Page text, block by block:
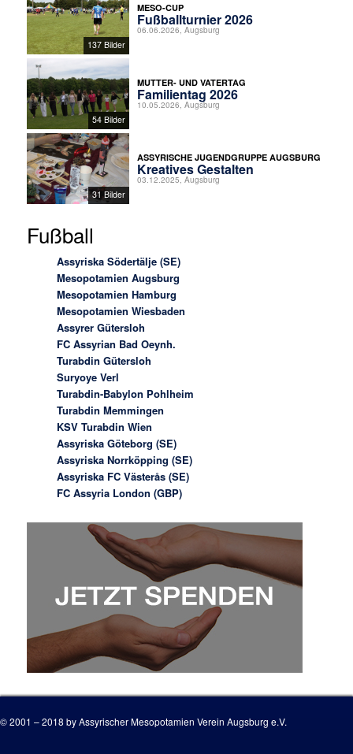
137 Bilder
MESO-CUP
Fußballturnier 2026
06.06.2026, Augsburg
54 Bilder
MUTTER- UND VATERTAG
Familientag 2026
10.05.2026, Augsburg
31 Bilder
ASSYRISCHE JUGENDGRUPPE AUGSBURG
Kreatives Gestalten
03.12.2025, Augsburg
Fußball
Assyriska Södertälje (SE)
Mesopotamien Augsburg
Mesopotamien Hamburg
Mesopotamien Wiesbaden
Assyrer Gütersloh
FC Assyrian Bad Oeynh.
Turabdin Gütersloh
Suryoye Verl
Turabdin-Babylon Pohlheim
Turabdin Memmingen
KSV Turabdin Wien
Assyriska Göteborg (SE)
Assyriska Norrköpping (SE)
Assyriska FC Västerås (SE)
FC Assyria London (GBP)
© 2001 – 2018 by Assyrischer Mesopotamien Verein Augsburg e.V.